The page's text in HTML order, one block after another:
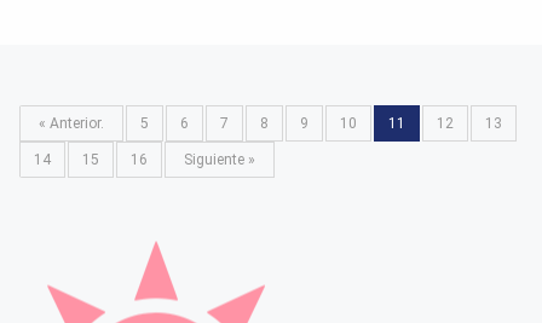
« Anterior. 5 6 7 8 9 10 11 12 13
14 15 16 Siguiente »